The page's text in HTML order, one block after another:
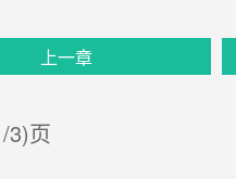
上一章
页